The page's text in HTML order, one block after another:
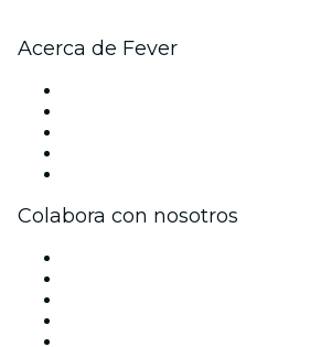
Acerca de Fever
Colabora con nosotros